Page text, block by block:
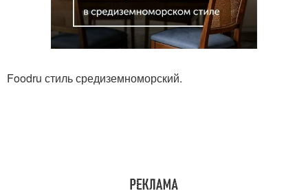
Foodru стиль средиземноморский.